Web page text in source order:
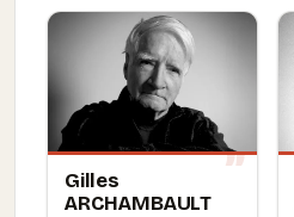
Gilles
ARCHAMBAULT